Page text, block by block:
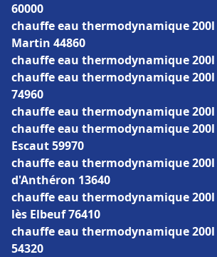
60000
chauffe eau thermodynamique
Martin 44860
chauffe eau thermodynamique 200l
chauffe eau thermodynamique 200l
74960
chauffe eau thermodynamique 200l
chauffe eau thermodynamique 200l
Escaut 59970
chauffe eau thermodynamique 200l
d'Anthéron 13640
chauffe eau thermodynamique
lès Elbeuf 76410
chauffe eau thermodynamique
54320